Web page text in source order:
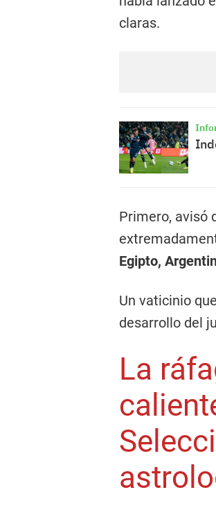
claras.
Primero, avisó
Egipto,
Un vaticinio
desarrollo del
La